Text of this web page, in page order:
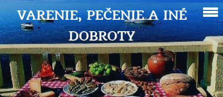
VARENIE, PEČENIE A INÉ
DOBROTY